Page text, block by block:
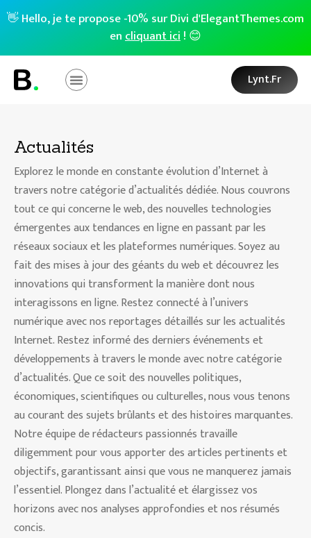
👋 Hello, je te propose -10% sur Divi d'ElegantThemes.com
encliquant ici! 😊
Lynt.fr
Actualités
Explorez le monde en constante évolution d’Internet à
travers notre catégorie d’actualités dédiée. Nous couvrons
tout ce qui concerne le web, des nouvelles technologies
émergentes aux tendances en ligne en passant par les
réseaux sociaux et les plateformes numériques. Soyez au
fait des mises à jour des géants du web et découvrez les
innovations qui transforment la manière dont nous
interagissons en ligne. Restez connecté à l’univers
numérique avec nos reportages détaillés sur les actualités
Internet. Restez informé des derniers événements et
développements à travers le monde avec notre catégorie
d’actualités. Que ce soit des nouvelles politiques,
économiques, scientifiques ou culturelles, nous vous tenons
au courant des sujets brûlants et des histoires marquantes.
Notre équipe de rédacteurs passionnés travaille
diligemment pour vous apporter des articles pertinents et
objectifs, garantissant ainsi que vous ne manquerez jamais
l’essentiel. Plongez dans l’actualité et élargissez vos
horizons avec nos analyses approfondies et nos résumés
concis.